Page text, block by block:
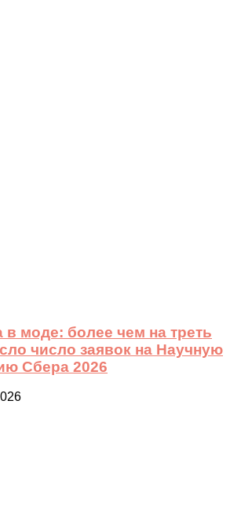
в моде: более чем на треть
число заявок на Научную
Сбера 2026